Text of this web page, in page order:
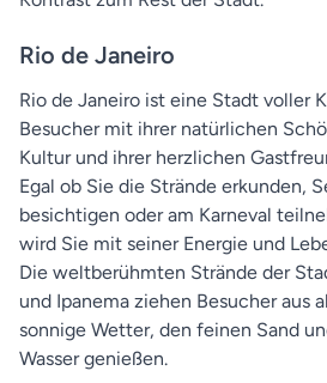
Rio de Janeiro
Rio de Janeiro ist eine Stadt voller
Besucher mit ihrer natürlichen
Kultur und ihrer herzlichen
Egal ob Sie die Strände erkunden,
besichtigen oder am Karneval
wird Sie mit seiner Energie und
Die weltberühmten Strände der
und Ipanema ziehen Besucher aus
sonnige Wetter, den feinen Sand
Wasser genießen.